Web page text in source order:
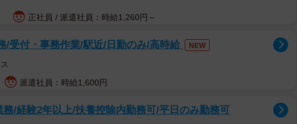
正社員 / 派遣社員：時給1,260円～
/受付・事務作業/駅近/日勤のみ/高時給 NEW
派遣社員：時給1,600円
務/経験2年以上/扶養控除内勤務可/平日のみ勤務可